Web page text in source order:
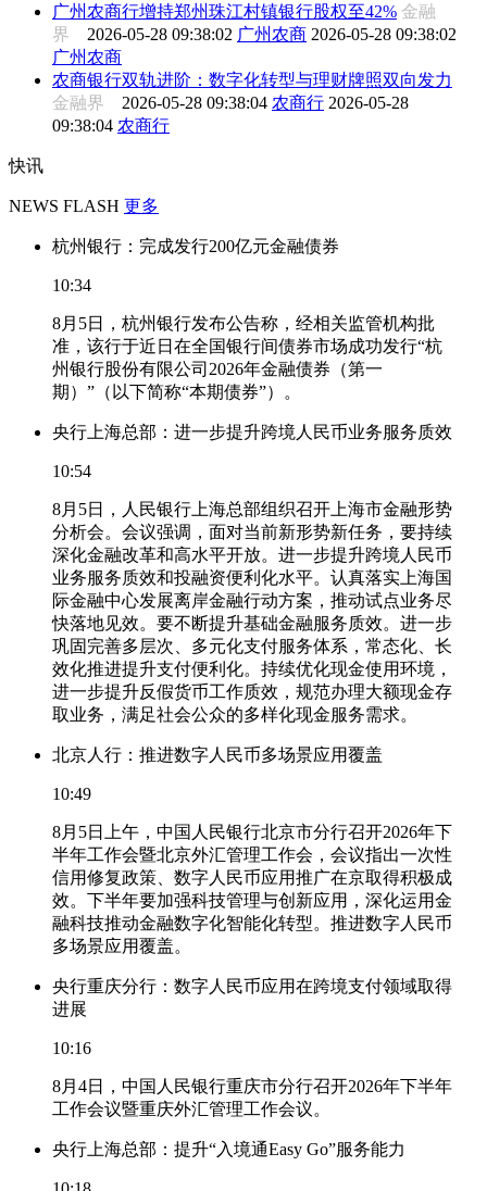
广州农商行增持郑州珠江村镇银行股权至42% 金融
界 2026-05-28 09:38:02 广州农商 2026-05-28 09:38:02
广州农商
农商银行双轨进阶：数字化转型与理财牌照双向发力
金融界 2026-05-28 09:38:04 农商行 2026-05-28
09:38:04 农商行
快讯
NEWS FLASH 更多
杭州银行：完成发行200亿元金融债券
10:34
8月5日，杭州银行发布公告称，经相关监管机构批
准，该行于近日在全国银行间债券市场成功发行“杭
州银行股份有限公司2026年金融债券（第一
期）”（以下简称“本期债券”）。
央行上海总部：进一步提升跨境人民币业务服务质效
10:54
8月5日，人民银行上海总部组织召开上海市金融形势
分析会。会议强调，面对当前新形势新任务，要持续
深化金融改革和高水平开放。进一步提升跨境人民币
业务服务质效和投融资便利化水平。认真落实上海国
际金融中心发展离岸金融行动方案，推动试点业务尽
快落地见效。要不断提升基础金融服务质效。进一步
巩固完善多层次、多元化支付服务体系，常态化、长
效化推进提升支付便利化。持续优化现金使用环境，
进一步提升反假货币工作质效，规范办理大额现金存
取业务，满足社会公众的多样化现金服务需求。
北京人行：推进数字人民币多场景应用覆盖
10:49
8月5日上午，中国人民银行北京市分行召开2026年下
半年工作会暨北京外汇管理工作会，会议指出一次性
信用修复政策、数字人民币应用推广在京取得积极成
效。下半年要加强科技管理与创新应用，深化运用金
融科技推动金融数字化智能化转型。推进数字人民币
多场景应用覆盖。
央行重庆分行：数字人民币应用在跨境支付领域取得
进展
10:16
8月4日，中国人民银行重庆市分行召开2026年下半年
工作会议暨重庆外汇管理工作会议。
央行上海总部：提升“入境通Easy Go”服务能力